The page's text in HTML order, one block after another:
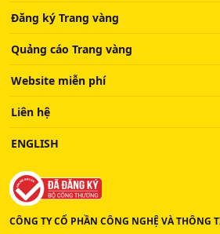
Đăng ký Trang vàng
Quảng cáo Trang vàng
Website miễn phí
Liên hệ
ENGLISH
CÔNG TY CỔ PHẦN CÔNG NGHỆ VÀ THÔNG